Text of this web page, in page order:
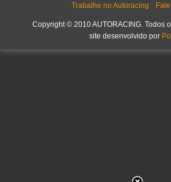
Trabalhe no Autoracing
Copyright © 2010 AUTORACING. Todos
site desenvolvido por